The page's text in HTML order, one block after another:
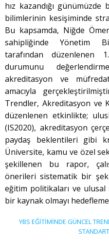
hız kazandığı
bilimlerinin kesişiminde
Bu kapsamda, Niğde
sahipliğinde Yönetim
tarafından düzenlenen
durumunu
akreditasyon ve
amacıyla
Trendler, Akreditasyon ve
düzenlenen etkinlikte;
(IS2020), akreditasyon
paydaş beklentileri gibi
Üniversite, kamu ve özel
şekillenen bu rapor,
önerileri sistematik bir
eğitim politikaları ve
bir kaynak olmayı
YBS EĞİTİMİNDE GÜNCEL